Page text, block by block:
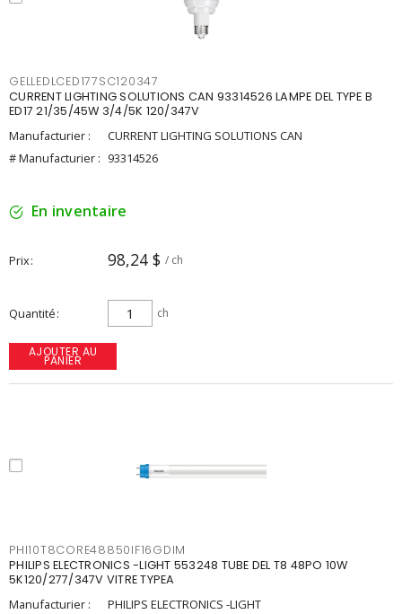
GELLEDLCED177SC120347
CURRENT LIGHTING SOLUTIONS CAN 93314526 LAMPE DEL TYPE B
ED17 21/35/45W 3/4/5K 120/347V
Manufacturier :
CURRENT LIGHTING SOLUTIONS CAN
# Manufacturier : 93314526
En inventaire
Prix 98,24 $ / ch
Quantité ch
AJOUTER AU
PANIER
PHI10T8CORE48850IF16GDIM
PHILIPS ELECTRONICS -LIGHT 553248 TUBE DEL T8 48PO 10W
5K120/277/347V VITRE TYPEA
Manufacturier :
PHILIPS ELECTRONICS -LIGHT